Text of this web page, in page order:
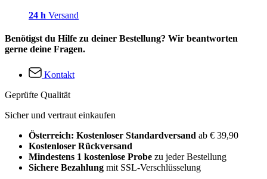
24 h Versand
Benötigst du Hilfe zu deiner Bestellung? Wir beantworten
gerne deine Fragen.
Kontakt
Geprüfte Qualität
Sicher und vertraut einkaufen
Österreich: Kostenloser Standardversand ab € 39,90
Kostenloser Rückversand
Mindestens 1 kostenlose Probe zu jeder Bestellung
Sichere Bezahlung mit SSL-Verschlüsselung